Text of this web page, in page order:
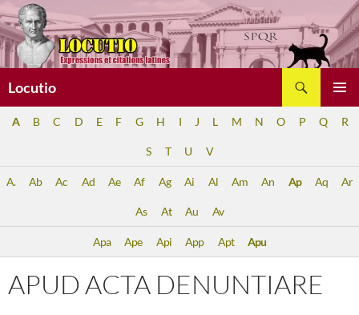
Aller
au
contenu
Locutio
A B C D E F G H I J L M N O P Q R
S T U V
A. Ab Ac Ad Ae Af Ag Ai Al Am An Ap Aq Ar
As At Au Av
Apa Ape Api App Apt Apu
APUD ACTA DENUNTIARE